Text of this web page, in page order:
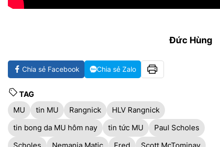
Đức Hùng
Chia sẻ Facebook Chia sẻ Zalo
TAG
MU
tin MU Rangnick
HLV Rangnick
tin bong da MU hôm nay
tin tức MU
Paul Scholes